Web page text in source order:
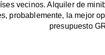
vecinos. Alquiler de
probablemente, la mejor
presupuesto